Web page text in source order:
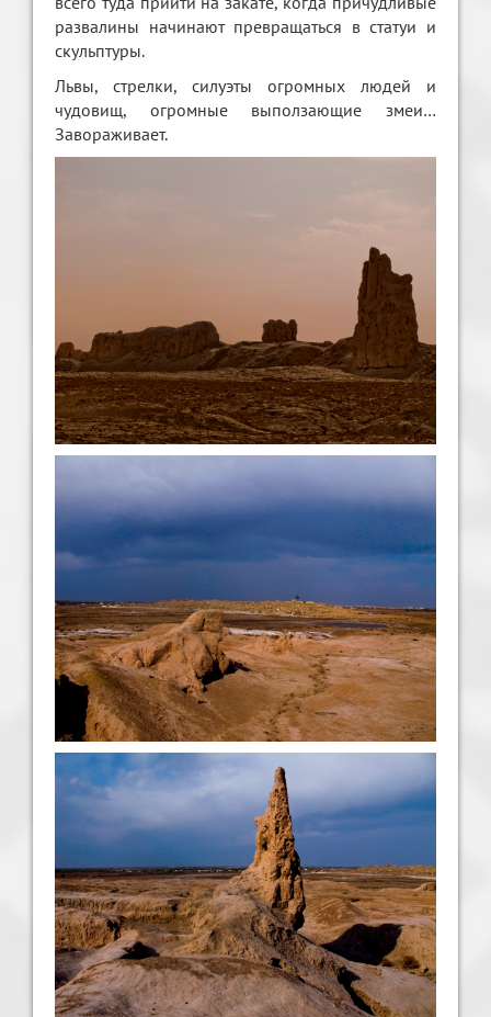
развалины начинают превращаться в статуи и
скульптуры.
Львы, стрелки, силуэты огромных людей и
чудовищ, огромные выползающие змеи…
Завораживает.